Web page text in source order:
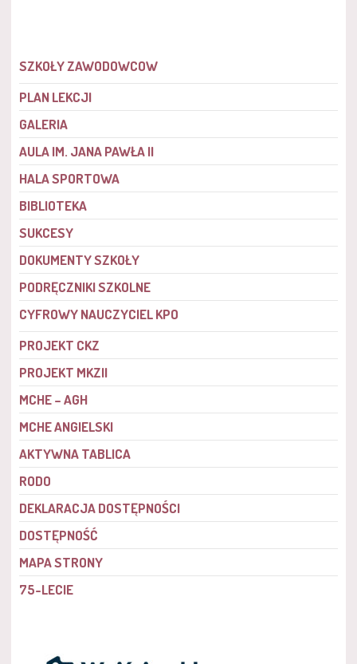
SZKOŁY ZAWODOWCÓW
PLAN LEKCJI
GALERIA
AULA IM. JANA PAWŁA II
HALA SPORTOWA
BIBLIOTEKA
SUKCESY
DOKUMENTY SZKOŁY
PODRĘCZNIKI SZKOLNE
CYFROWY NAUCZYCIEL KPO
PROJEKT CKZ
PROJEKT MKZII
MCHE – AGH
MCHE ANGIELSKI
AKTYWNA TABLICA
RODO
DEKLARACJA DOSTĘPNOŚCI
DOSTĘPNOŚĆ
MAPA STRONY
75-LECIE